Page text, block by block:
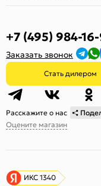
+7 (495) 984-
Заказать звонок
Стать дилером
Расскажите о нас
Оцените магазин
ИКС 1340